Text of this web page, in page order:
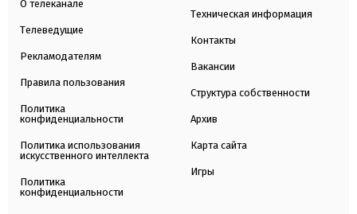
О телеканале
Телеведущие
Рекламодателям
Правила пользования
Политика
конфиденциальности
Политика использования
искусственного интеллекта
Политика
конфиденциальности
Техническая информация
Контакты
Вакансии
Структура собственности
Архив
Карта сайта
Игры